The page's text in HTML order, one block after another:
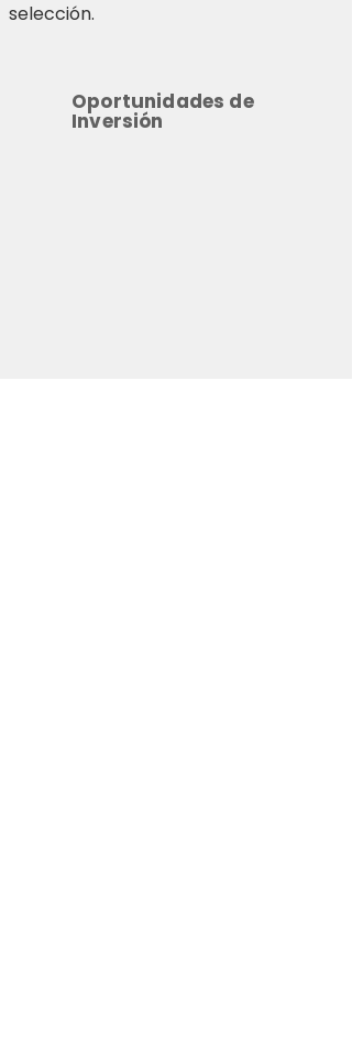
selección.
Oportunidades de
Inversión